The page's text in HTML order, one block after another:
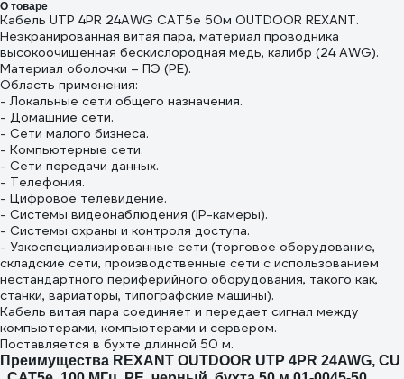
RJ-45 (8Р8С) 06-
0112-B
О товаре
Кабель UTP 4PR 24AWG CAT5e 50м OUTDOOR REXANT.
Неэкранированная витая пара, материал проводника
высокоочищенная бескислородная медь, калибр (24 AWG).
Материал оболочки – ПЭ (PE).
Область применения:
- Локальные сети общего назначения.
- Домашние сети.
- Сети малого бизнеса.
- Компьютерные сети.
- Сети передачи данных.
- Телефония.
- Цифровое телевидение.
- Системы видеонаблюдения (IP-камеры).
- Системы охраны и контроля доступа.
- Узкоспециализированные сети (торговое оборудование,
складские сети, производственные сети с использованием
нестандартного периферийного оборудования, такого как,
станки, вариаторы, типографские машины).
Кабель витая пара соединяет и передает сигнал между
компьютерами, компьютерами и сервером.
Поставляется в бухте длинной 50 м.
Преимущества REXANT OUTDOOR UTP 4PR 24AWG, CU